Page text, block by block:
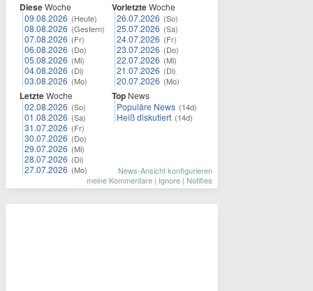
DieseWoche
09.08.2026 (Heute)
08.08.2026 (Gestern)
07.08.2026 (Fr)
06.08.2026 (Do)
05.08.2026 (Mi)
04.08.2026 (Di)
03.08.2026 (Mo)
LetzteWoche
02.08.2026 (So)
01.08.2026 (Sa)
31.07.2026 (Fr)
30.07.2026 (Do)
29.07.2026 (Mi)
28.07.2026 (Di)
27.07.2026 (Mo)
VorletzteWoche
26.07.2026 (So)
25.07.2026 (Sa)
24.07.2026 (Fr)
23.07.2026 (Do)
22.07.2026 (Mi)
21.07.2026 (Di)
20.07.2026 (Mo)
Top News
Populäre News (14d)
Heiß diskutiert (14d)
News-Ansicht konfigurieren
meine Kommentare | Ignore | Notifies